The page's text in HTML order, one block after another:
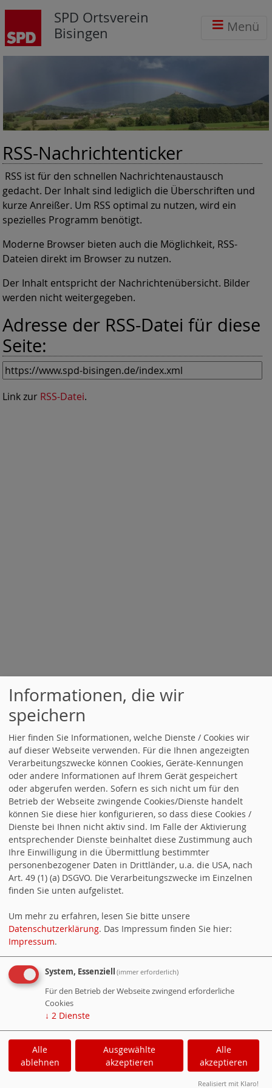
SPD Ortsverein
Bisingen
Menü
RSS-Nachrichtenticker
RSS ist für den schnellen Nachrichtenaustausch
gedacht. Der Inhalt sind lediglich die Überschriften und
kurze Anreißer. Um RSS optimal zu nutzen, wird ein
spezielles Programm benötigt.
Moderne Browser bieten auch die Möglichkeit, RSS-
Dateien direkt im Browser zu nutzen.
Der Inhalt entspricht der Nachrichtenübersicht. Bilder
werden nicht weitergegeben.
Adresse der RSS-Datei für diese
Seite:
Link zur RSS-Datei.
WebsoziCMS
Cookie-Manager
Informationen, die wir
speichern
Hier finden Sie Informationen, welche Dienste / Cookies wir
auf dieser Webseite verwenden. Für die Ihnen angezeigten
Verarbeitungszwecke können Cookies, Geräte-Kennungen
oder andere Informationen auf Ihrem Gerät gespeichert
oder abgerufen werden. Sofern es sich nicht um für den
Betrieb der Webseite zwingende Cookies/Dienste handelt
können Sie diese hier konfigurieren, so dass diese Cookies /
Dienste bei Ihnen nicht aktiv sind. Im Falle der Aktivierung
entsprechender Dienste beinhaltet diese Zustimmung auch
Ihre Einwilligung in die Übermittlung bestimmter
personenbezogener Daten in Drittländer, u.a. die USA, nach
Art. 49 (1) (a) DSGVO. Die Verarbeitungszwecke im Einzelnen
finden Sie unten aufgelistet.
Um mehr zu erfahren, lesen Sie bitte unsere
Datenschutzerklärung. Das Impressum finden Sie hier:
Impressum.
System, Essenziell (immer erforderlich)
Für den Betrieb der Webseite zwingend erforderliche
Cookies
↓ 2 Dienste
Alle
ablehnen
Ausgewählte
akzeptieren
Alle
akzeptieren
Realisiert mit Klaro!